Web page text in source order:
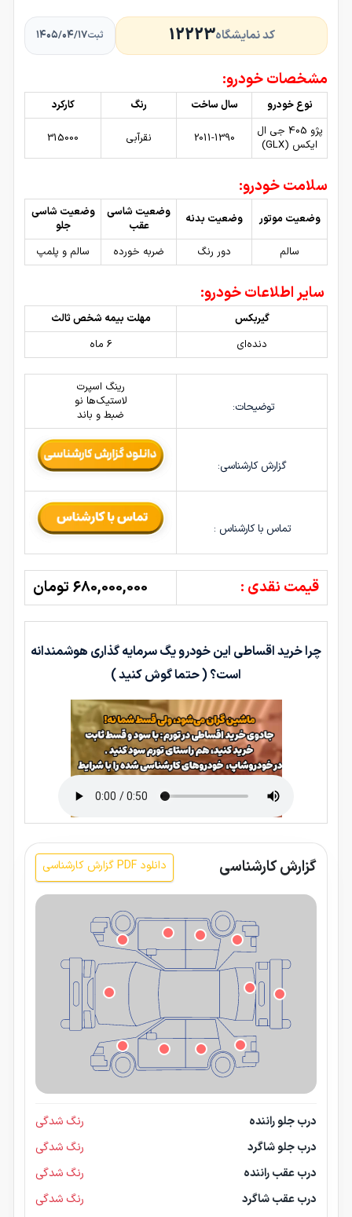
کد نمایشگاه12223 ثبت۱۴۰۵/۰۴/۱۷
مشخصات خودرو:
نوع خودرو سال ساخت رنگ
کارکرد
پژو 405 جی ال
ایکس (GLX)
2011-1390 نقرآبی 315000
سلامت خودرو:
وضعیت موتور وضعیت بدنه
وضعیت شاسی
عقب
وضعیت شاسی
جلو
سالم
دور رنگ ضربه خورده سالم و پلمپ
سایر اطلاعات خودرو:
گیربکس
مهلت بیمه شخص ثالث
دنده‌ای
6 ماه
توضیحات:
رینگ اسپرت
لاستیک‌ها نو
ضبط و باند
گزارش کارشناسی:
تماس با کارشناس :
قیمت نقدی : 680,000,000 تومان
چرا خرید اقساطی این خودرو یگ سرمایه گذاری هوشمندانه
است؟ ( حتما گوش کنید )
گزارش کارشناسی دانلود PDF گزارش کارشناسی
درب جلو راننده
رنگ شدگی
درب جلو شاگرد
رنگ شدگی
درب عقب راننده
رنگ شدگی
درب عقب شاگرد
رنگ شدگی